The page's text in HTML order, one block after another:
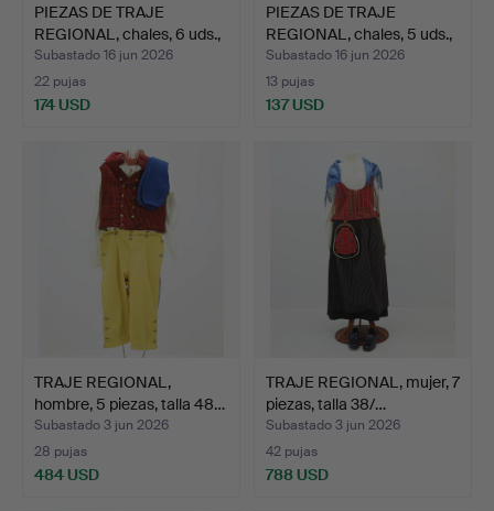
PIEZAS DE TRAJE
REGIONAL, chales, 6 uds.,
…
Subastado 16 jun 2026
22 pujas
174 USD
PIEZAS DE TRAJE
REGIONAL, chales, 5 uds.,
…
Subastado 16 jun 2026
13 pujas
137 USD
TRAJE REGIONAL,
hombre, 5 piezas, talla 48…
Subastado 3 jun 2026
28 pujas
484 USD
TRAJE REGIONAL, mujer, 7
piezas, talla 38/…
Subastado 3 jun 2026
42 pujas
788 USD